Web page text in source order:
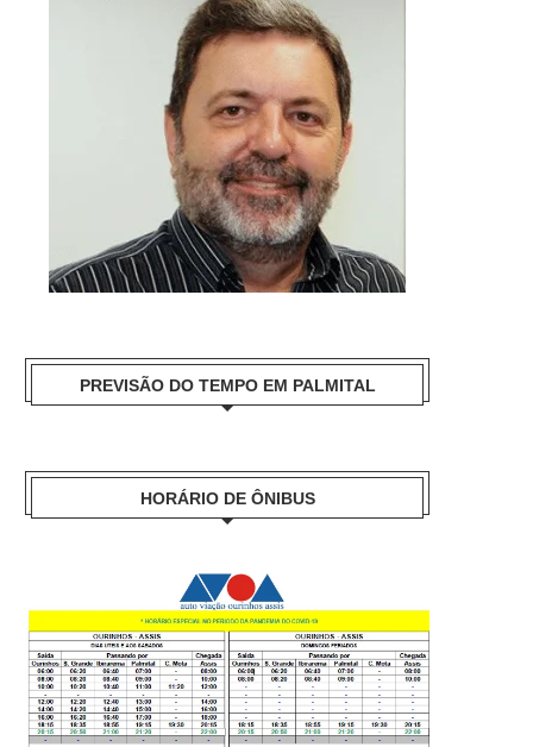
PREVISÃO DO TEMPO EM PALMITAL
HORÁRIO DE ÔNIBUS